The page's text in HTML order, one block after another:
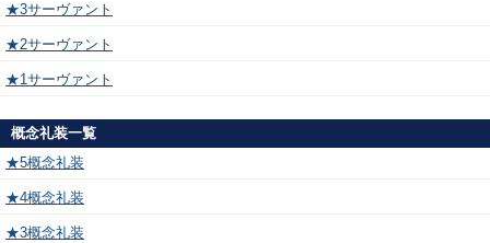
★3サーヴァント
★2サーヴァント
★1サーヴァント
概念礼装一覧
★5概念礼装
★4概念礼装
★3概念礼装